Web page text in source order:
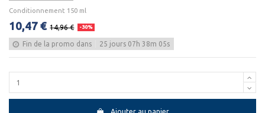
Conditionnement 150 ml
10,47 € 14,96 € -30%
Fin de la promo dans 25 jours 07 h 38m 05s
Ajouter au panier